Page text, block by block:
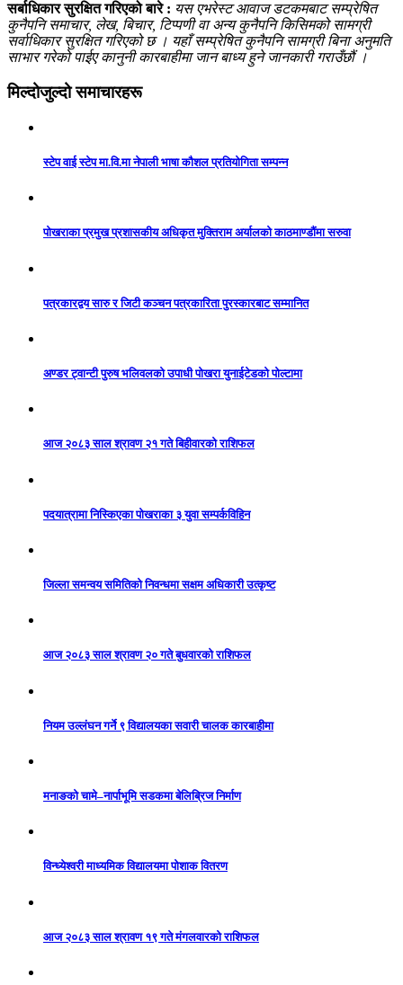
सर्बाधिकार सुरक्षित गरिएको बारे : यस एभरेस्ट आवाज डटकमबाट सम्प्रेषित
कुनैपनि समाचार, लेख, बिचार, टिप्पणी वा अन्य कुनैपनि किसिमको सामग्री
सर्वाधिकार सुरक्षित गरिएको छ । यहाँ सम्प्रेषित कुनैपनि सामग्री बिना अनुमति
साभार गरेको पाईए कानुनी कारबाहीमा जान बाध्य हुने जानकारी गराउँछौं ।
मिल्दोजुल्दो समाचारहरू
स्टेप वाई स्टेप मा.वि.मा नेपाली भाषा कौशल प्रतियोगिता सम्पन्न
पोखराका प्रमुख प्रशासकीय अधिकृत मुक्तिराम अर्यालको काठमाण्डौंमा सरुवा
पत्रकारद्वय सारु र जिटी कञ्चन पत्रकारिता पुरस्कारबाट सम्मानित
अण्डर ट्वान्टी पुरुष भलिवलको उपाधी पोखरा युनाईटेडको पोल्टामा
आज २०८३ साल श्रावण २१ गते बिहीवारको राशिफल
पदयात्रामा निस्किएका पोखराका ३ युवा सम्पर्कविहिन
जिल्ला समन्वय समितिको निवन्धमा सक्षम अधिकारी उत्कृष्ट
आज २०८३ साल श्रावण २० गते बुधवारको राशिफल
नियम उल्लंघन गर्ने ९ विद्यालयका सवारी चालक कारबाहीमा
मनाङको चामे–नार्पाभूमि सडकमा बेलिब्रिज निर्माण
विन्ध्येश्वरी माध्यमिक विद्यालयमा पोशाक वितरण
आज २०८३ साल श्रावण १९ गते मंगलवारको राशिफल